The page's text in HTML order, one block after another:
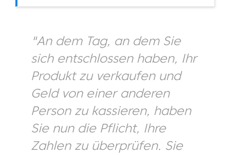
"An dem Tag, an dem Sie
sich entschlossen haben, Ihr
Produkt zu verkaufen und
Geld von einer anderen
Person zu kassieren, haben
Sie nun die Pflicht, Ihre
Zahlen zu überprüfen. Sie